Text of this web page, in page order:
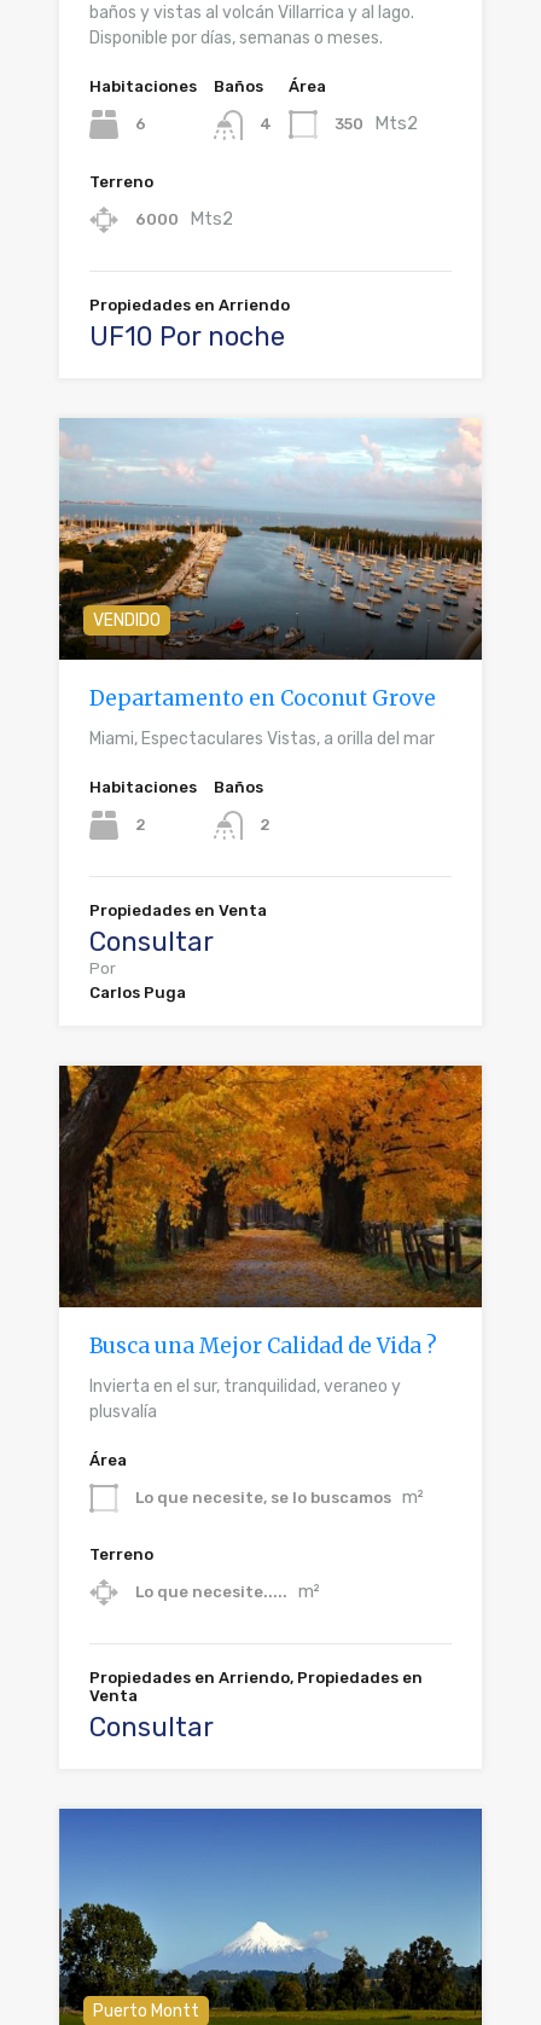
baños y vistas al volcán Villarrica y al lago.
Disponible por días, semanas o meses.
Habitaciones
6
Baños
4
Área
350 Mts2
Terreno
6000 Mts2
Propiedades en Arriendo
UF10 Por noche
VENDIDO
Departamento en Coconut Grove
Miami, Espectaculares Vistas, a orilla del mar
Habitaciones
2
Baños
2
Propiedades en Venta
Consultar
Por
Carlos Puga
Busca una Mejor Calidad de Vida ?
Invierta en el sur, tranquilidad, veraneo y
plusvalía
Área
Lo que necesite, se lo buscamos m²
Terreno
Lo que necesite..... m²
Propiedades en Arriendo, Propiedades en
Venta
Consultar
Puerto Montt